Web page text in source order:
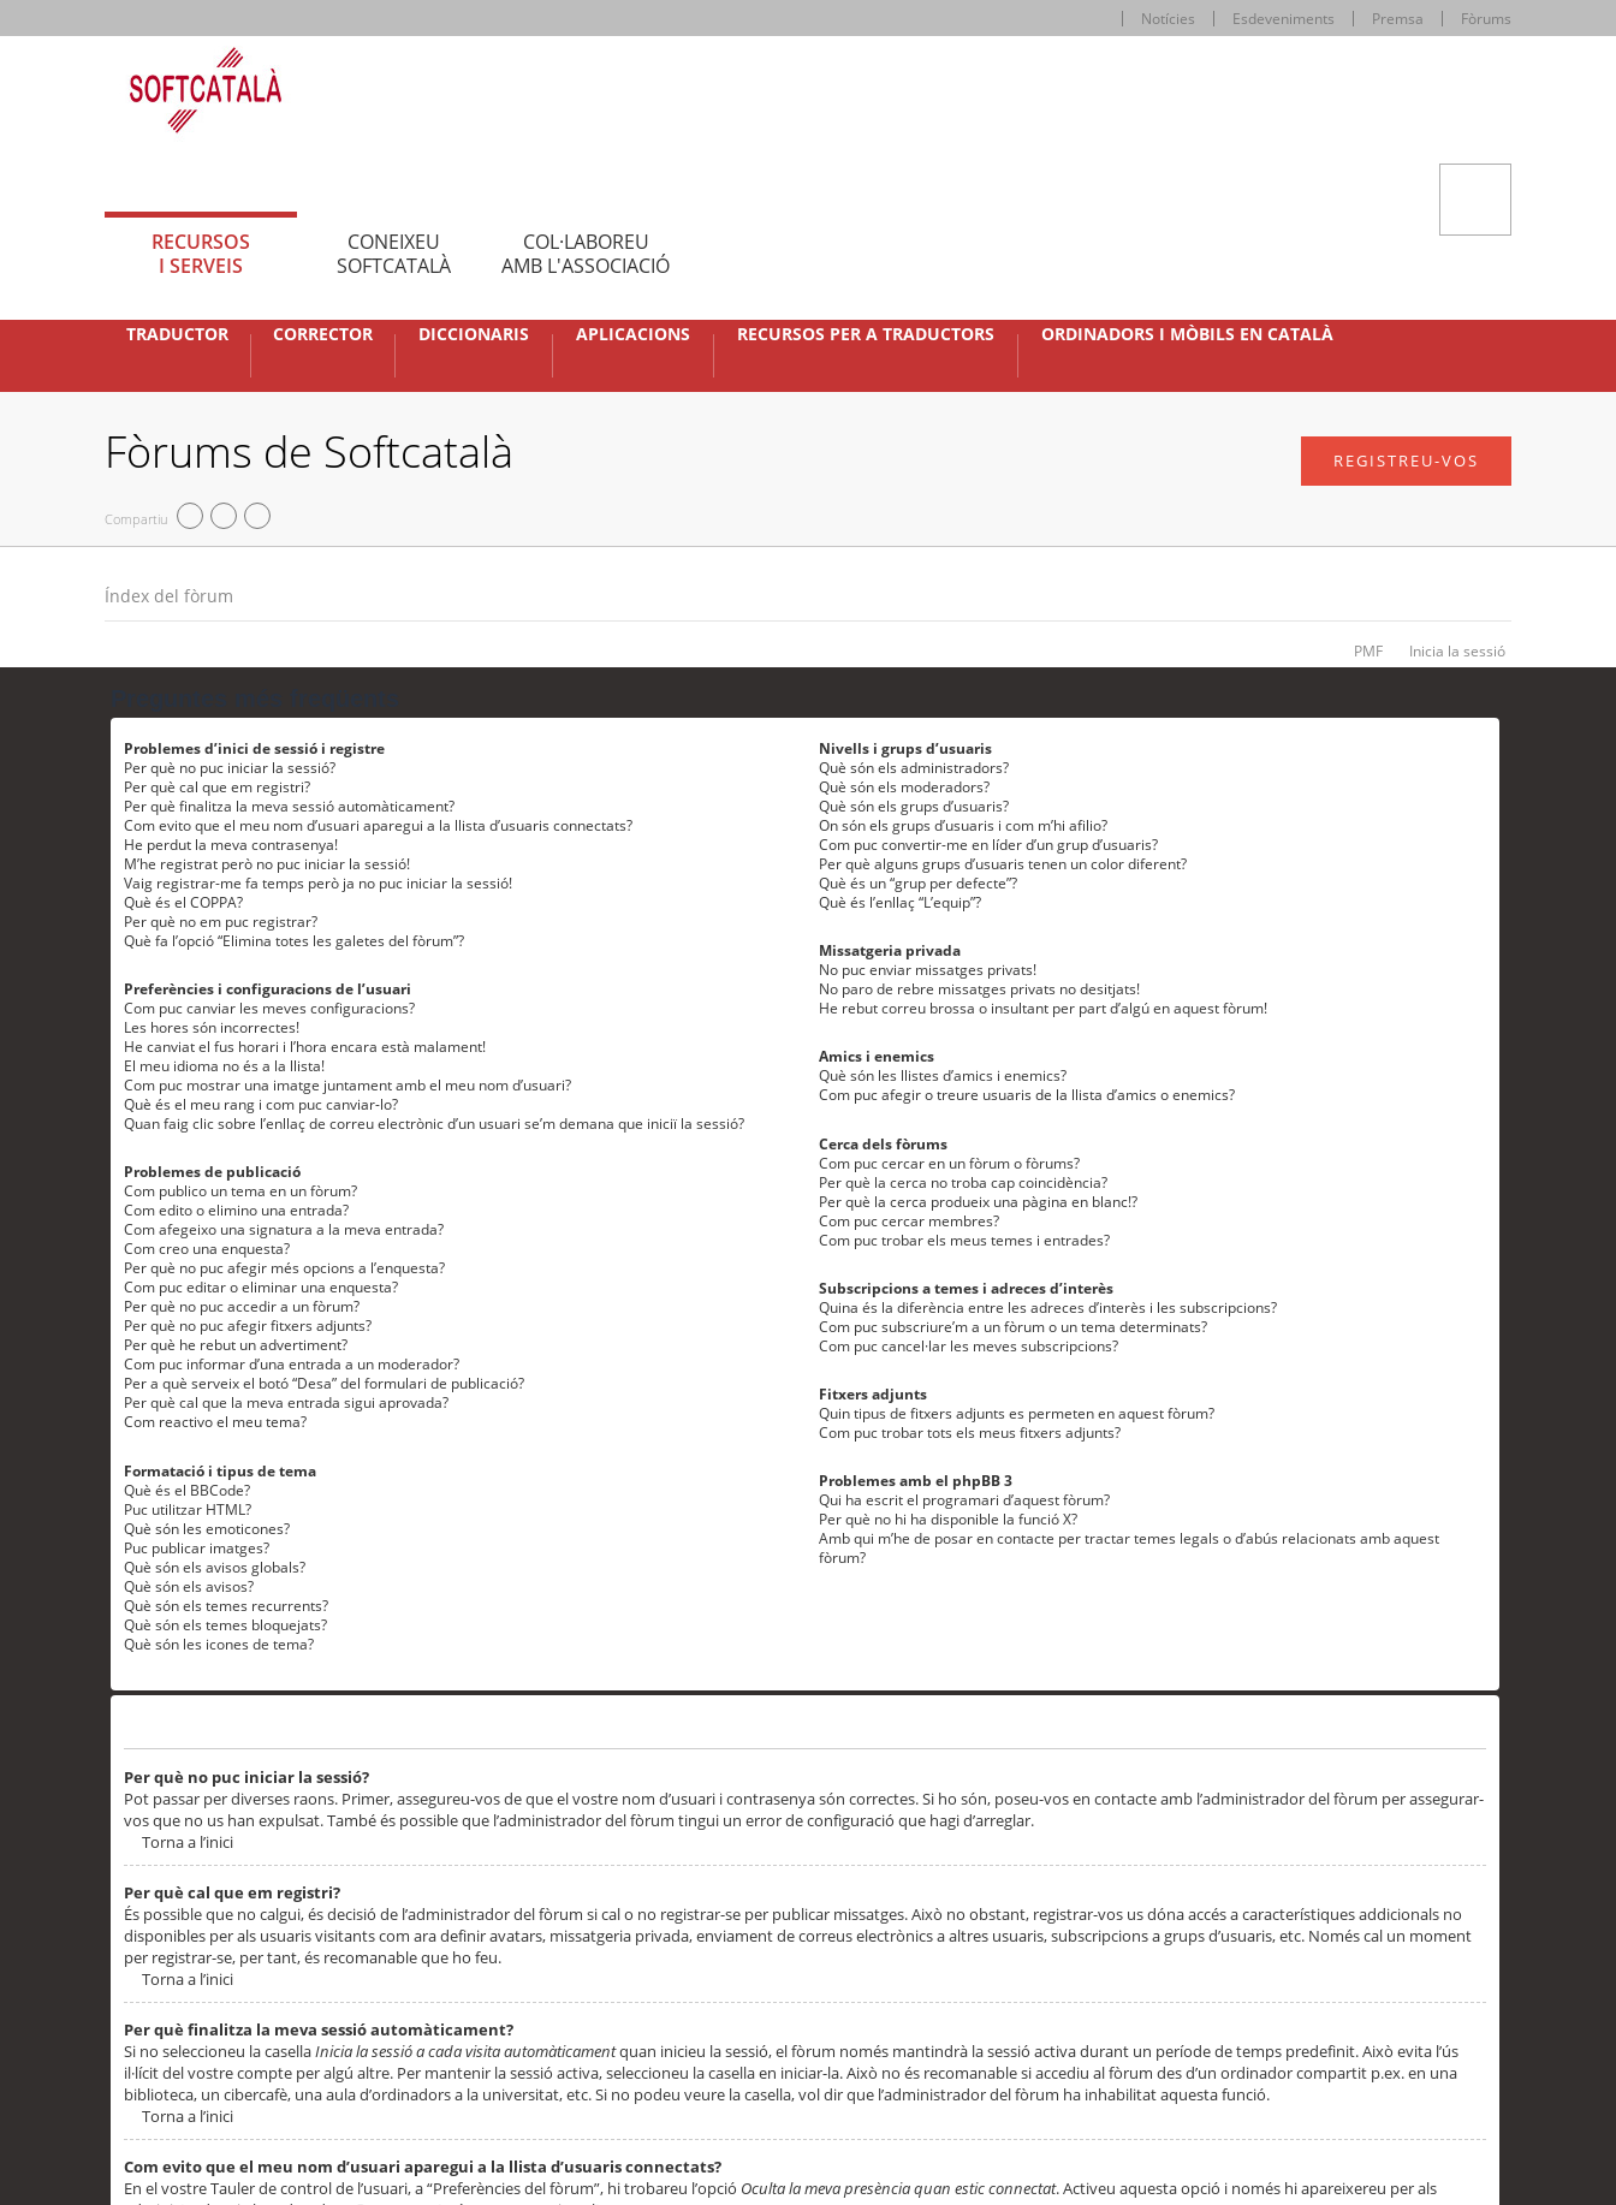
Notícies Esdeveniments Premsa Fòrums
RECURSOS
I SERVEIS
CONEIXEU
SOFTCATALÀ
COL·LABOREU
AMB L'ASSOCIACIÓ
TRADUCTOR CORRECTOR DICCIONARIS APLICACIONS RECURSOS PER A TRADUCTORS ORDINADORS I MÒBILS EN CATALÀ
Fòrums de Softcatalà
Compartiu
REGISTREU-VOS
Índex del fòrum
PMF Inicia la sessió
Problemes d’inici de sessió i registre
Per què no puc iniciar la sessió?
Per què cal que em registri?
Per què finalitza la meva sessió automàticament?
Com evito que el meu nom d’usuari aparegui a la llista d’usuaris connectats?
He perdut la meva contrasenya!
M’he registrat però no puc iniciar la sessió!
Vaig registrar-me fa temps però ja no puc iniciar la sessió!
Què és el COPPA?
Per què no em puc registrar?
Què fa l’opció “Elimina totes les galetes del fòrum”?
Preferències i configuracions de l’usuari
Com puc canviar les meves configuracions?
Les hores són incorrectes!
He canviat el fus horari i l’hora encara està malament!
El meu idioma no és a la llista!
Com puc mostrar una imatge juntament amb el meu nom d’usuari?
Què és el meu rang i com puc canviar-lo?
Quan faig clic sobre l’enllaç de correu electrònic d’un usuari se’m demana que iniciï la sessió?
Problemes de publicació
Com publico un tema en un fòrum?
Com edito o elimino una entrada?
Com afegeixo una signatura a la meva entrada?
Com creo una enquesta?
Per què no puc afegir més opcions a l’enquesta?
Com puc editar o eliminar una enquesta?
Per què no puc accedir a un fòrum?
Per què no puc afegir fitxers adjunts?
Per què he rebut un advertiment?
Com puc informar d’una entrada a un moderador?
Per a què serveix el botó “Desa” del formulari de publicació?
Per què cal que la meva entrada sigui aprovada?
Com reactivo el meu tema?
Formatació i tipus de tema
Què és el BBCode?
Puc utilitzar HTML?
Què són les emoticones?
Puc publicar imatges?
Què són els avisos globals?
Què són els avisos?
Què són els temes recurrents?
Què són els temes bloquejats?
Què són les icones de tema?
Nivells i grups d’usuaris
Què són els administradors?
Què són els moderadors?
Què són els grups d’usuaris?
On són els grups d’usuaris i com m’hi afilio?
Com puc convertir-me en líder d’un grup d’usuaris?
Per què alguns grups d’usuaris tenen un color diferent?
Què és un “grup per defecte”?
Què és l’enllaç “L’equip”?
Missatgeria privada
No puc enviar missatges privats!
No paro de rebre missatges privats no desitjats!
He rebut correu brossa o insultant per part d’algú en aquest fòrum!
Amics i enemics
Què són les llistes d’amics i enemics?
Com puc afegir o treure usuaris de la llista d’amics o enemics?
Cerca dels fòrums
Com puc cercar en un fòrum o fòrums?
Per què la cerca no troba cap coincidència?
Per què la cerca produeix una pàgina en blanc!?
Com puc cercar membres?
Com puc trobar els meus temes i entrades?
Subscripcions a temes i adreces d’interès
Quina és la diferència entre les adreces d’interès i les subscripcions?
Com puc subscriure’m a un fòrum o un tema determinats?
Com puc cancel·lar les meves subscripcions?
Fitxers adjunts
Quin tipus de fitxers adjunts es permeten en aquest fòrum?
Com puc trobar tots els meus fitxers adjunts?
Problemes amb el phpBB 3
Qui ha escrit el programari d’aquest fòrum?
Per què no hi ha disponible la funció X?
Amb qui m’he de posar en contacte per tractar temes legals o d’abús relacionats amb aquest
fòrum?
Per què no puc iniciar la sessió?
Pot passar per diverses raons. Primer, assegureu-vos de que el vostre nom d’usuari i contrasenya són correctes. Si ho són, poseu-vos en contacte amb l’administrador del fòrum per assegurar-
vos que no us han expulsat. També és possible que l’administrador del fòrum tingui un error de configuració que hagi d’arreglar.
Torna a l’inici
Per què cal que em registri?
És possible que no calgui, és decisió de l’administrador del fòrum si cal o no registrar-se per publicar missatges. Això no obstant, registrar-vos us dóna accés a característiques addicionals no
disponibles per als usuaris visitants com ara definir avatars, missatgeria privada, enviament de correus electrònics a altres usuaris, subscripcions a grups d’usuaris, etc. Només cal un moment
per registrar-se, per tant, és recomanable que ho feu.
Torna a l’inici
Per què finalitza la meva sessió automàticament?
Si no seleccioneu la casellaInicia la sessió a cada visita automàticamentquan inicieu la sessió, el fòrum només mantindrà la sessió activa durant un període de temps predefinit. Això evita l’ús
il·lícit del vostre compte per algú altre. Per mantenir la sessió activa, seleccioneu la casella en iniciar-la. Això no és recomanable si accediu al fòrum des d’un ordinador compartit p.ex. en una
biblioteca, un cibercafè, una aula d’ordinadors a la universitat, etc. Si no podeu veure la casella, vol dir que l’administrador del fòrum ha inhabilitat aquesta funció.
Torna a l’inici
Com evito que el meu nom d’usuari aparegui a la llista d’usuaris connectats?
En el vostre Tauler de control de l’usuari, a “Preferències del fòrum”, hi trobareu l’opció Oculta la meva presència quan estic connectat. Activeu aquesta opció i només hi apareixereu per als